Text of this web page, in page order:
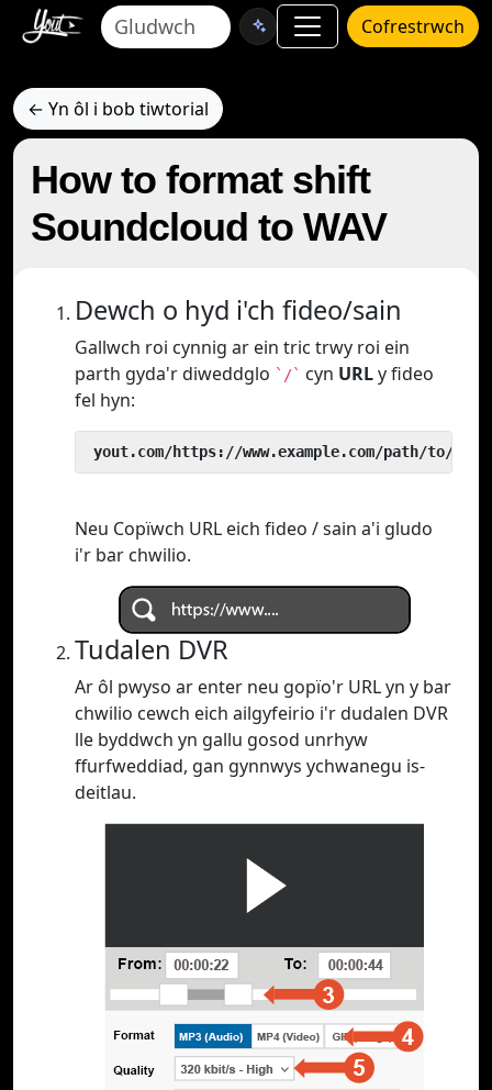
Cofrestrwch
← Yn ôl i bob tiwtorial
How to format shift
Soundcloud to WAV
Dewch o hyd i'ch fideo/sain
Gallwch roi cynnig ar ein tric trwy roi ein
parth gyda'r diweddglo `/` cyn URLy fideo
fel hyn:
yout.com/https://www.example.com/path/to/
Neu Copïwch URL eich fideo / sain a'i gludo
i'r bar chwilio.
Tudalen DVR
Ar ôl pwyso ar enter neu gopïo'r URL yn y bar
chwilio cewch eich ailgyfeirio i'r dudalen DVR
lle byddwch yn gallu gosod unrhyw
ffurfweddiad, gan gynnwys ychwanegu is-
deitlau.